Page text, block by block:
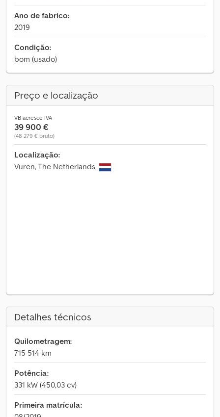
Ano de fabrico:
2019
Condição:
bom (usado)
Preço e localização
VB acresce IVA
39 900 €
(48 279 € bruto)
Localização:
Vuren, The Netherlands
Detalhes técnicos
Quilometragem:
715 514 km
Potência:
331 kW (450,03 cv)
Primeira matrícula: